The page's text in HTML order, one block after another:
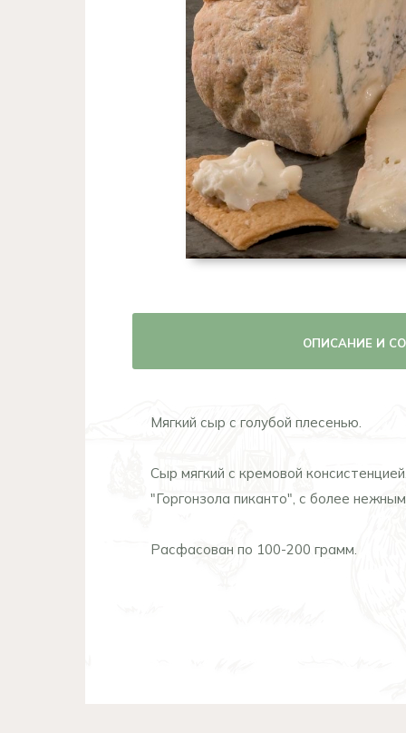
ОПИСАНИЕ И
Мягкий сыр с голубой плесенью.
Сыр мягкий с кремовой
"Горгонзола пиканто", с более
Расфасован по 100-200 грамм.